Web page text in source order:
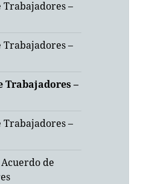
Trabajadores –
Trabajadores –
Trabajadores –
Trabajadores –
de